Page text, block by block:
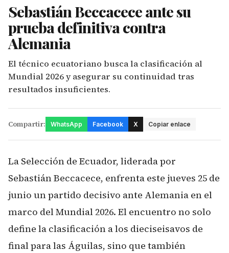
Sebastián Beccacece ante su
prueba definitiva contra
Alemania
El técnico ecuatoriano busca la clasificación al
Mundial 2026 y asegurar su continuidad tras
resultados insuficientes.
Compartir: WhatsApp Facebook X Copiar enlace
La Selección de Ecuador, liderada por
Sebastián Beccacece, enfrenta este jueves 25 de
junio un partido decisivo ante Alemania en el
marco del Mundial 2026. El encuentro no solo
define la clasificación a los dieciseisavos de
final para las Águilas, sino que también